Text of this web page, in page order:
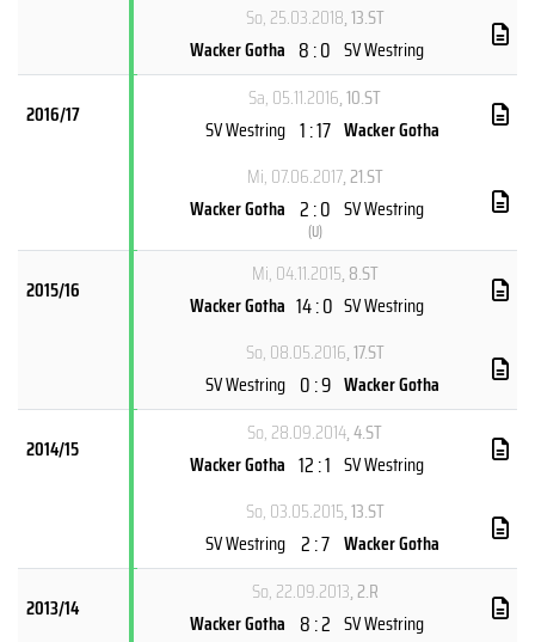
So, 25.03.2018, 13.ST
Wacker Gotha 8 : 0 SV Westring
2016/17
Sa, 05.11.2016, 10.ST
SV Westring 1 : 17 Wacker Gotha
Mi, 07.06.2017, 21.ST
Wacker Gotha 2 : 0
(U)
SV Westring
2015/16
Mi, 04.11.2015, 8.ST
Wacker Gotha 14 : 0 SV Westring
So, 08.05.2016, 17.ST
SV Westring 0 : 9 Wacker Gotha
2014/15
So, 28.09.2014, 4.ST
Wacker Gotha 12 : 1 SV Westring
So, 03.05.2015, 13.ST
SV Westring 2 : 7 Wacker Gotha
2013/14
So, 22.09.2013, 2.R
Wacker Gotha 8 : 2 SV Westring